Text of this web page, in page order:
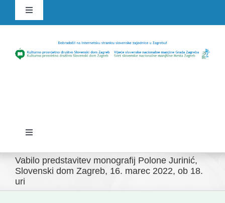
content
Toggle
Navigation
Toggle
Domov
Novice
Vabilo predstavitev monografij Polone Jurinić,
Slovenski dom Zagreb, 16. marec 2022, ob 18.
uri